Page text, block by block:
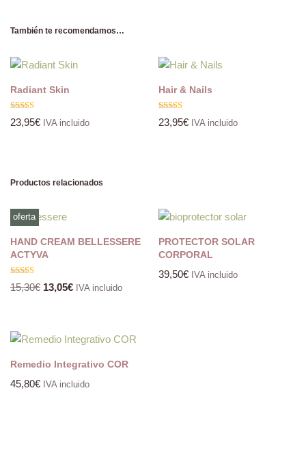
También te recomendamos…
Radiant Skin
Valorado
con
23,95€ IVA incluido
Hair & Nails
Valorado
con
23,95€ IVA incluido
Productos relacionados
oferta
HAND CREAM BELLESSERE
ACTYVA
Valorado
con
15,30€ 13,05€ IVA incluido
PROTECTOR SOLAR
CORPORAL
39,50€ IVA incluido
Remedio Integrativo COR
45,80€ IVA incluido